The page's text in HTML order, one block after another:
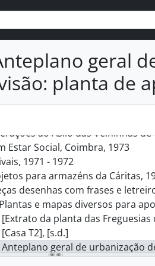
geral
planta de
Projeto, 1969
de centro social e habitações
Social, Charneca do Lumiar,
de Tempos Livres, 1971
Infantil e Creche de Tires,
Infantil: Anteprojeto, 1972 -
ao Asilo das Velhinhas de
Estar Social, Coimbra, 1973
1971 - 1972
para armazéns da Cáritas,
desenhas com frases e
e mapas diversos para apoio a
da planta das Freguesias
T2], [s.d.]
geral de urbanização de Vila Real de
geral de urbanização de Vila Real de